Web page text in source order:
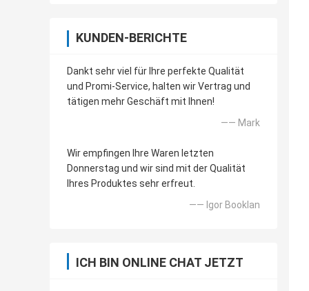
KUNDEN-BERICHTE
Dankt sehr viel für Ihre perfekte Qualität
und Promi-Service, halten wir Vertrag und
tätigen mehr Geschäft mit Ihnen!
—— Mark
Wir empfingen Ihre Waren letzten
Donnerstag und wir sind mit der Qualität
Ihres Produktes sehr erfreut.
—— Igor Booklan
ICH BIN ONLINE CHAT JETZT